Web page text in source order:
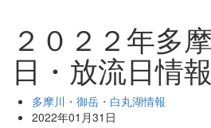
２０２２年多
日・放流日情報
多摩川・御岳・白丸湖情報
2022年01月31日